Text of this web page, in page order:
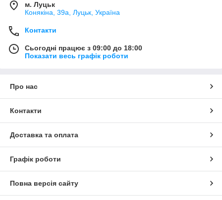
м. Луцьк
Конякіна, 39а, Луцьк, Україна
Контакти
Сьогодні працює з 09:00 до 18:00
Показати весь графік роботи
Про нас
Контакти
Доставка та оплата
Графік роботи
Повна версія сайту